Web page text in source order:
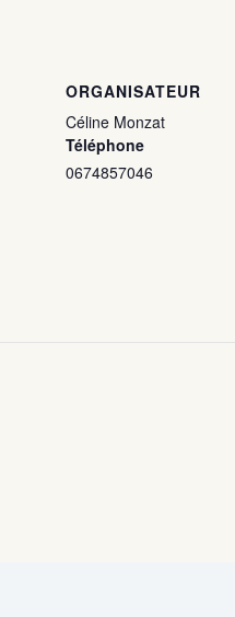
ORGANISATEUR
Céline Monzat
Téléphone
0674857046